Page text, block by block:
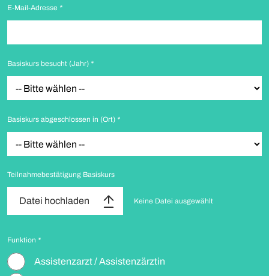
E-Mail-Adresse *
Basiskurs besucht (Jahr) *
Basiskurs abgeschlossen in (Ort) *
Teilnahmebestätigung Basiskurs
Datei hochladen Keine Datei ausgewählt
Funktion *
Assistenzarzt / Assistenzärztin